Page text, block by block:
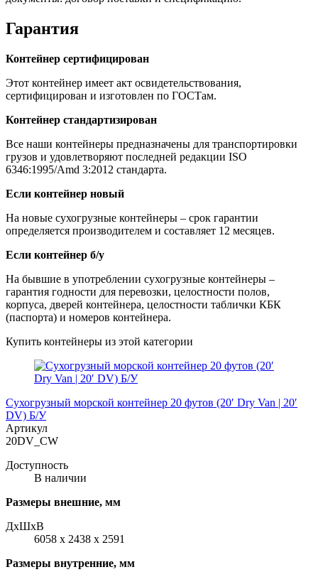
Гарантия
Контейнер сертифицирован
Этот контейнер имеет акт освидетельствования,
сертифицирован и изготовлен по ГОСТам.
Контейнер стандартизирован
Все наши контейнеры предназначены для транспортировки
грузов и удовлетворяют последней редакции ISO
6346:1995/Amd 3:2012 стандарта.
Если контейнер новый
На новые сухогрузные контейнеры – срок гарантии
определяется производителем и составляет 12 месяцев.
Если контейнер б/у
На бывшие в употреблении сухогрузные контейнеры –
гарантия годности для перевозки, целостности полов,
корпуса, дверей контейнера, целостности таблички КБК
(паспорта) и номеров контейнера.
Купить контейнеры из этой категории
Сухогрузный морской контейнер 20 футов (20′ Dry Van | 20′
DV) Б/У
Артикул
20DV_CW
Доступность
В наличии
Размеры внешние, мм
ДxШxВ
6058 x 2438 x 2591
Размеры внутренние, мм